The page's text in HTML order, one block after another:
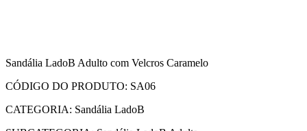
Sandália LadoB Adulto com Velcros Caramelo
CÓDIGO DO PRODUTO: SA06
CATEGORIA: Sandália LadoB